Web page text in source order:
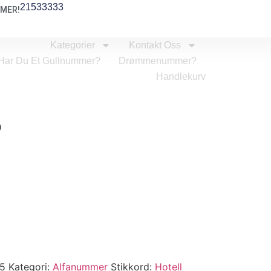
21533333
Kategorier
Kontakt Oss
Har Du Et Gullnummer?
Drømmenummer?
Handlekurv
Kategori: Alfanummer Stikkord: Hotell